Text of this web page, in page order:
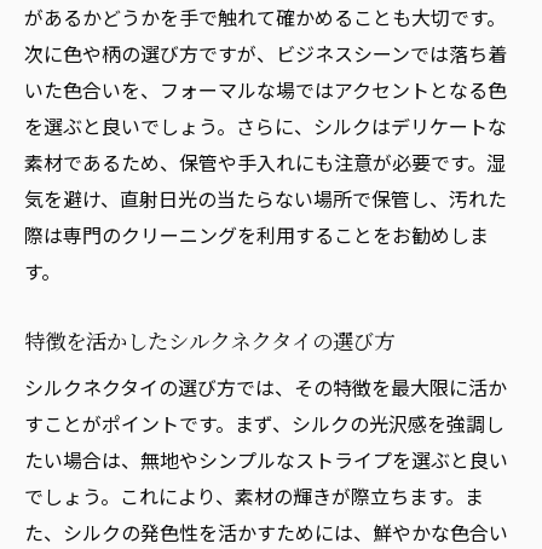
があるかどうかを手で触れて確かめることも大切です。
次に色や柄の選び方ですが、ビジネスシーンでは落ち着
いた色合いを、フォーマルな場ではアクセントとなる色
を選ぶと良いでしょう。さらに、シルクはデリケートな
素材であるため、保管や手入れにも注意が必要です。湿
気を避け、直射日光の当たらない場所で保管し、汚れた
際は専門のクリーニングを利用することをお勧めしま
す。
特徴を活かしたシルクネクタイの選び方
シルクネクタイの選び方では、その特徴を最大限に活か
すことがポイントです。まず、シルクの光沢感を強調し
たい場合は、無地やシンプルなストライプを選ぶと良い
でしょう。これにより、素材の輝きが際立ちます。ま
た、シルクの発色性を活かすためには、鮮やかな色合い